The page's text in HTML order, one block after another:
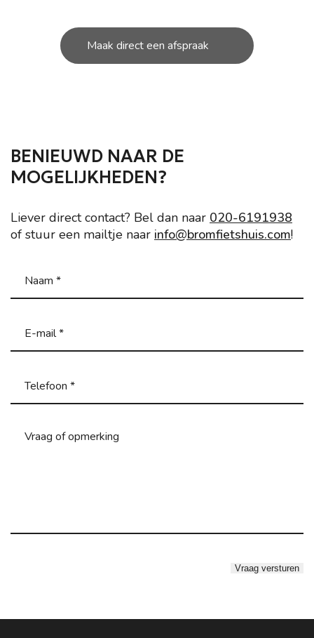
Maak direct een afspraak
BENIEUWD NAAR DE
MOGELIJKHEDEN?
Liever direct contact? Bel dan naar 020-6191938
of stuur een mailtje naar info@bromfietshuis.com!